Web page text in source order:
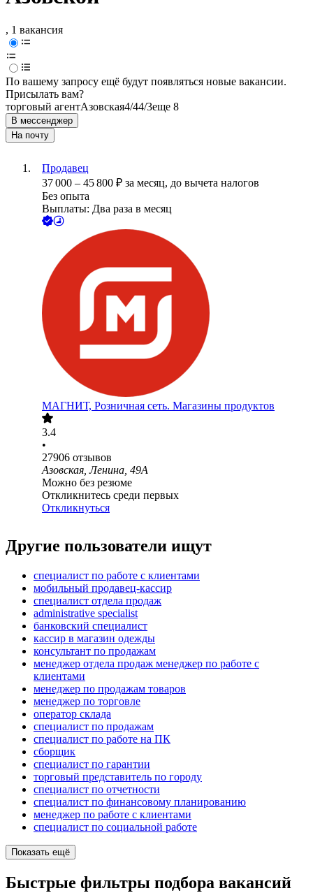
, 1 вакансия
По вашему запросу ещё будут появляться новые вакансии.
Присылать вам?
торговый агентАзовская4/44/3еще 8
В мессенджер
На почту
Продавец
37 000 – 45 800 ₽ за месяц, до вычета налогов
Без опыта
Выплаты: Два раза в месяц
МАГНИТ, Розничная сеть. Магазины продуктов
3.4
•
27906 отзывов
Азовская, Ленина, 49А
Можно без резюме
Откликнитесь среди первых
Откликнуться
Другие пользователи ищут
специалист по работе с клиентами
мобильный продавец-кассир
специалист отдела продаж
administrative specialist
банковский специалист
кассир в магазин одежды
консультант по продажам
менеджер отдела продаж менеджер по работе с
клиентами
менеджер по продажам товаров
менеджер по торговле
оператор склада
специалист по продажам
специалист по работе на ПК
сборщик
специалист по гарантии
торговый представитель по городу
специалист по отчетности
специалист по финансовому планированию
менеджер по работе с клиентами
специалист по социальной работе
Показать ещё
Быстрые фильтры подбора вакансий